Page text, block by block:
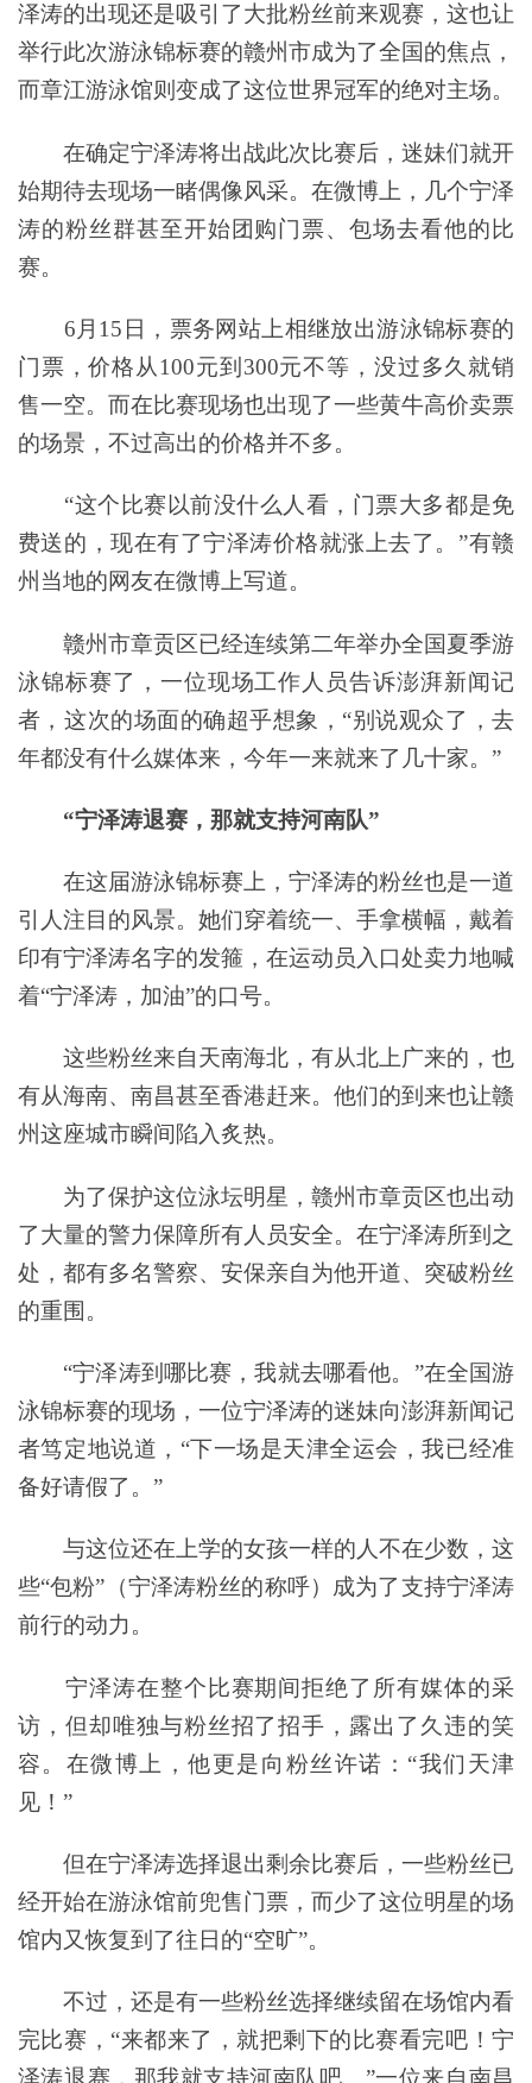
泽涛的出现还是吸引了大批粉丝前来观赛，这也让
举行此次游泳锦标赛的赣州市成为了全国的焦点，
而章江游泳馆则变成了这位世界冠军的绝对主场。
在确定宁泽涛将出战此次比赛后，迷妹们就开
始期待去现场一睹偶像风采。在微博上，几个宁泽
涛的粉丝群甚至开始团购门票、包场去看他的比
赛。
6月15日，票务网站上相继放出游泳锦标赛的
门票，价格从100元到300元不等，没过多久就销
售一空。而在比赛现场也出现了一些黄牛高价卖票
的场景，不过高出的价格并不多。
“这个比赛以前没什么人看，门票大多都是免
费送的，现在有了宁泽涛价格就涨上去了。”有赣
州当地的网友在微博上写道。
赣州市章贡区已经连续第二年举办全国夏季游
泳锦标赛了，一位现场工作人员告诉澎湃新闻记
者，这次的场面的确超乎想象，“别说观众了，去
年都没有什么媒体来，今年一来就来了几十家。”
“宁泽涛退赛，那就支持河南队”
在这届游泳锦标赛上，宁泽涛的粉丝也是一道
引人注目的风景。她们穿着统一、手拿横幅，戴着
印有宁泽涛名字的发箍，在运动员入口处卖力地喊
着“宁泽涛，加油”的口号。
这些粉丝来自天南海北，有从北上广来的，也
有从海南、南昌甚至香港赶来。他们的到来也让赣
州这座城市瞬间陷入炙热。
为了保护这位泳坛明星，赣州市章贡区也出动
了大量的警力保障所有人员安全。在宁泽涛所到之
处，都有多名警察、安保亲自为他开道、突破粉丝
的重围。
“宁泽涛到哪比赛，我就去哪看他。”在全国游
泳锦标赛的现场，一位宁泽涛的迷妹向澎湃新闻记
者笃定地说道，“下一场是天津全运会，我已经准
备好请假了。”
与这位还在上学的女孩一样的人不在少数，这
些“包粉”（宁泽涛粉丝的称呼）成为了支持宁泽涛
前行的动力。
宁泽涛在整个比赛期间拒绝了所有媒体的采
访，但却唯独与粉丝招了招手，露出了久违的笑
容。在微博上，他更是向粉丝许诺：“我们天津
见！”
但在宁泽涛选择退出剩余比赛后，一些粉丝已
经开始在游泳馆前兜售门票，而少了这位明星的场
馆内又恢复到了往日的“空旷”。
不过，还是有一些粉丝选择继续留在场馆内看
完比赛，“来都来了，就把剩下的比赛看完吧！宁
泽涛退赛，那我就支持河南队吧。”一位来自南昌